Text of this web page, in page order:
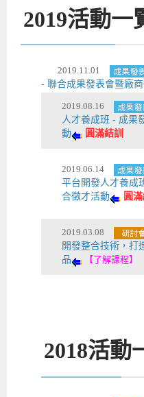
2019活動一
2019.11.01
- 聯合成果發表會暨廠
2019.08.16
人才養成班 - 成果
動
圓滿結訓
2019.06.14
平台開發人才養成
合徵才活動
圓滿
2019.03.08
開發整合技術，打
品
【了解課程】
2018活動